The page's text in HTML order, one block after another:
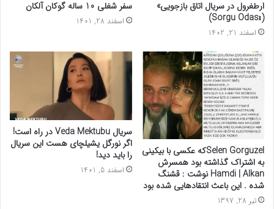
ارطغرول در سریال اتاق بازجویی»
(Sorgu Odası)
اسفند 21, 1402
سفر شغلی 10 ساله گوکان آلکان
اسفند 28, 1401
Selen Gorguzelکه عکسی با بیکینی
به اشتراک گذاشته بود همسرش
Hamdi | Alkan نوشت : قشنگ
شده . این باعث انتقادهایی شده بود
تیر 28, 1397
سریال Veda Mektubu در راه است!
اگر نورگل یشیلچای هست این سریال
را باید دید!
اسفند 5, 1401